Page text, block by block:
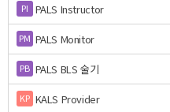
PI PALS Instructor
PM PALS Monitor
PB PALS BLS 술기
KP KALS Provider